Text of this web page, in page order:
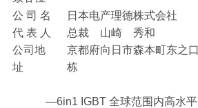
公 司 名
日本电产理德株式会社
代 表 人
总裁 山崎 秀和
公司地
址
京都府向日市森本町东之
栋
―6in1 IGBT 全球范围内高水